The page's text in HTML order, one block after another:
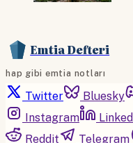
Emtia Defteri
hap gibi emtia notları
Twitter Bluesky
Instagram
Reddit
Telegram